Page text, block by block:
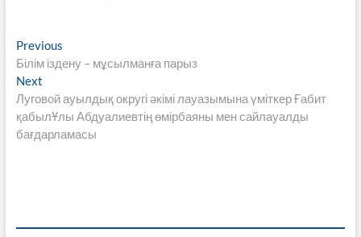
Навигация
по
записям
PreviousPrevious
post:
Білім іздену – мұсылманға парыз
NextNext
post:
Луговой ауылдық округі әкімі лауазымына үміткер Ғабит
қабылҰлы Абдуалиевтің өмірбаяны мен сайлауалды
бағдарламасы